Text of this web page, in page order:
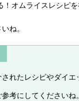
オムライスレシピを
ね。
れたレシピやダイエ
考にしてくださいね。